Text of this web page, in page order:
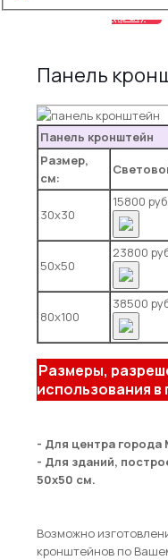
(.pdf)
Панель
Панель кронштейн
Размер,
см:
30х30
15800 руб.
50х50
23800
80х100
38500
Размеры,
использования
- Для центра города
- Для зданий,
50х50 см.
Возможно
кронштейнов по